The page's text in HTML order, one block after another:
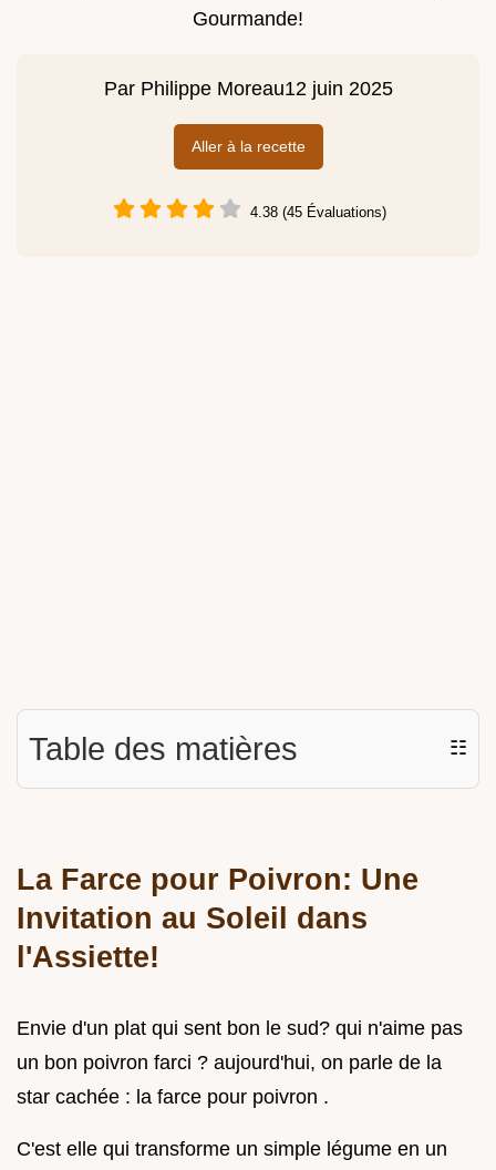
Gourmande!
Par Philippe Moreau12 juin 2025
Aller à la recette
4.38 (45 Évaluations)
Table des matières ☷
La Farce pour Poivron: Une
Invitation au Soleil dans
l'Assiette!
Envie d'un plat qui sent bon le sud? qui n'aime pas
un bon poivron farci ? aujourd'hui, on parle de la
star cachée : la farce pour poivron .
C'est elle qui transforme un simple légume en un